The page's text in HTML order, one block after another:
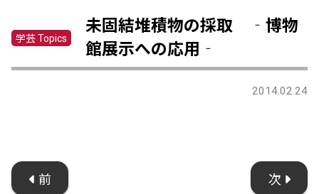
学芸 Topics
未固結堆積物の採取 ‐博物
館展示への応用‐
2014.02.24
前 次